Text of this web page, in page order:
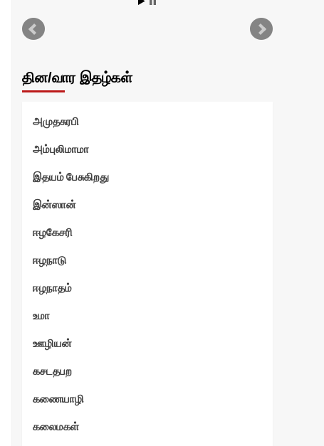
தின/வார இதழ்கள்
அமுதசுரபி
அம்புலிமாமா
இதயம் பேசுகிறது
இன்ஸான்
ஈழகேசரி
ஈழநாடு
ஈழநாதம்
உமா
ஊழியன்
கசடதபற
கணையாழி
கலைமகள்